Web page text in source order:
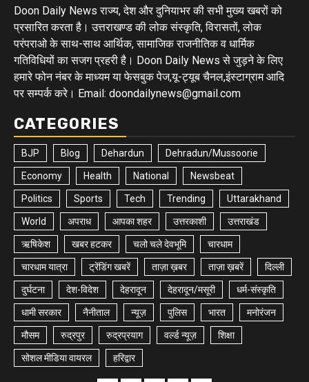
Doon Daily News राज्य, देश और दुनियाभर की सभी मुख्य खबरों को
प्रसारित करता है। उत्तराखण्ड की लोक संस्कृति, विरासतों, लोक
परंपराओ के साथ-साथ आर्थिक, सामाजिक राजनीतिक व धार्मिक
गतिविधियों का सजग प्रहरी है। Doon Daily News से जुड़ने के लिए
हमारे फोन नंबर के माध्यम या फेसबुक पेज,यू-ट्यूब चैनल,इंस्टाग्राम आदि
पर सम्पर्क करे। Email: doondailynews@gmail.com
CATEGORIES
BJP Blog Dehardun Dehradun/Mussoorie
Economy Health National Newsbeat
Politics Sports Tech Trending Uttarakhand
World अपराध आपका शहर उत्तरकाशी उत्तराखंड
ऋषिकेश खबर हटकर चलो चले देवभूमि चारधाम
चारधाम यात्रा ट्रेंडिंग खबरें ताज़ा ख़बर ताज़ा ख़बरें दिल्ली
दुर्घटना देश-विदेश देहरादून देहरादून/मसूरी धर्म-संस्कृति
धामी सरकार नैनीताल न्यूज़ पुलिस भारत मनोरंजन
मौसम रुद्रपुर रुद्रप्रयाग वर्ल्ड न्यूज़ शिक्षा
सोशल मीडिया वायरल हरिद्वार